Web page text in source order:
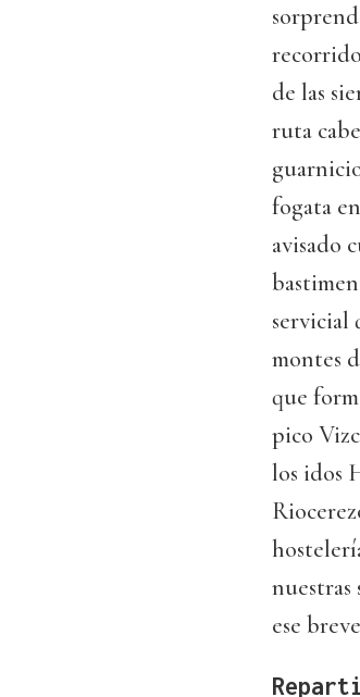
de las
ruta
fogata
avisado
servicial
montes
que
pico
los idos
nuestras
ese